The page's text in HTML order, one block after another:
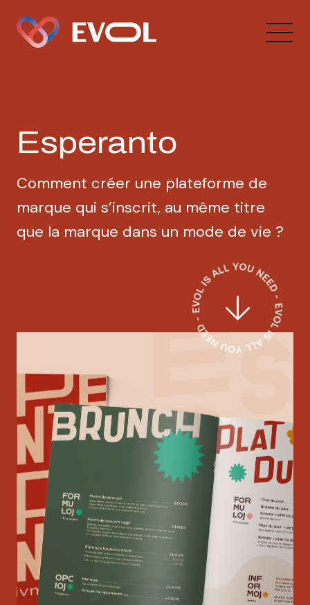
Esperanto
Comment créer une plateforme de
marque qui s’inscrit, au même titre
que la marque dans un mode de vie ?